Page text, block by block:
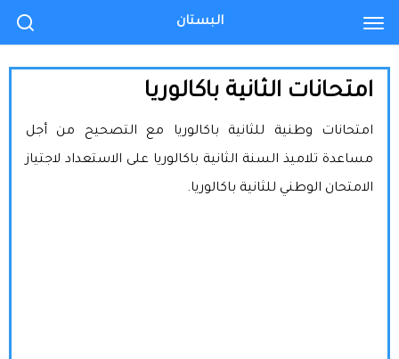
امتحانات الثانية باكالوريا
امتحانات وطنية للثانية باكالوريا مع التصحيح من أجل
مساعدة تلاميذ السنة الثانية باكالوريا على الاستعداد لاجتياز
الامتحان الوطني للثانية باكالوريا.
البستان